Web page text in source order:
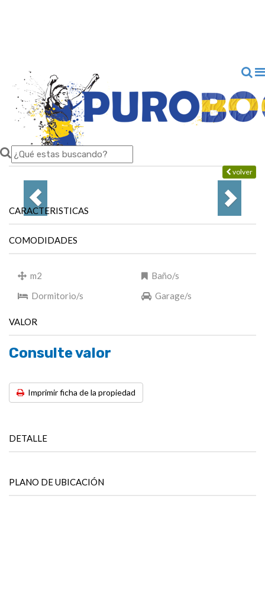
volver
CARACTERISTICAS
COMODIDADES
m2
Baño/s
Dormitorio/s
Garage/s
VALOR
Consulte valor
Imprimir ficha de la propiedad
DETALLE
PLANO DE UBICACIÓN